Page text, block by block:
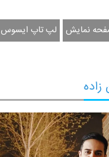
نمایش لپ تاپ ایسوس